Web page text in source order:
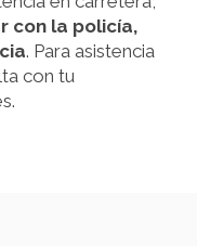
con la policía,
. Para asistencia
con tu